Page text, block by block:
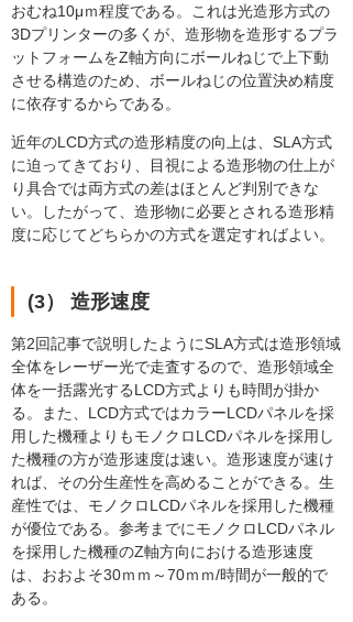
おむね10μｍ程度である。これは光造形方式の
3Dプリンターの多くが、造形物を造形するプラ
ットフォームをZ軸方向にボールねじで上下動
させる構造のため、ボールねじの位置決め精度
に依存するからである。
近年のLCD方式の造形精度の向上は、SLA方式
に迫ってきており、目視による造形物の仕上が
り具合では両方式の差はほとんど判別できな
い。したがって、造形物に必要とされる造形精
度に応じてどちらかの方式を選定すればよい。
(3） 造形速度
第2回記事で説明したようにSLA方式は造形領域
全体をレーザー光で走査するので、造形領域全
体を一括露光するLCD方式よりも時間が掛か
る。また、LCD方式ではカラーLCDパネルを採
用した機種よりもモノクロLCDパネルを採用し
た機種の方が造形速度は速い。造形速度が速け
れば、その分生産性を高めることができる。生
産性では、モノクロLCDパネルを採用した機種
が優位である。参考までにモノクロLCDパネル
を採用した機種のZ軸方向における造形速度
は、おおよそ30ｍｍ～70ｍｍ/時間が一般的で
ある。